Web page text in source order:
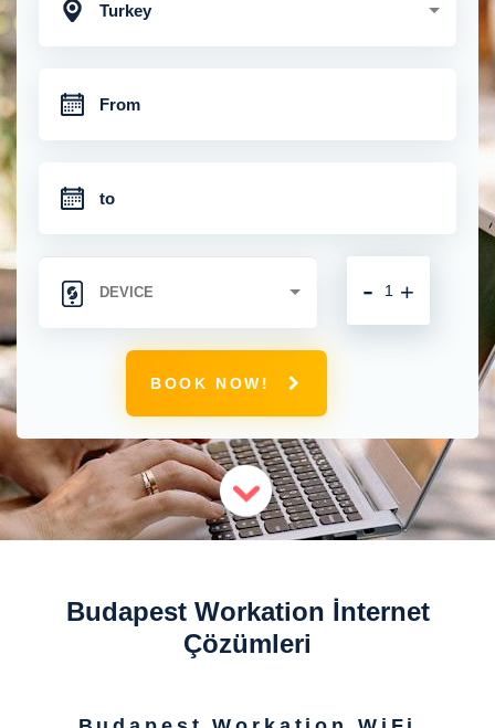
Turkey
+
-
BOOK NOW!
Budapest Workation İnternet
Çözümleri